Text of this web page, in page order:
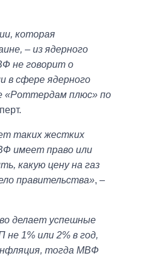
которая
– из ядерного
не говорит о
в сфере ядерного
«Роттердам плюс» по
таких жестких
имеет право или
какую цену на газ
правительства», –
делает успешные
1% или 2% в год,
тогда МВФ